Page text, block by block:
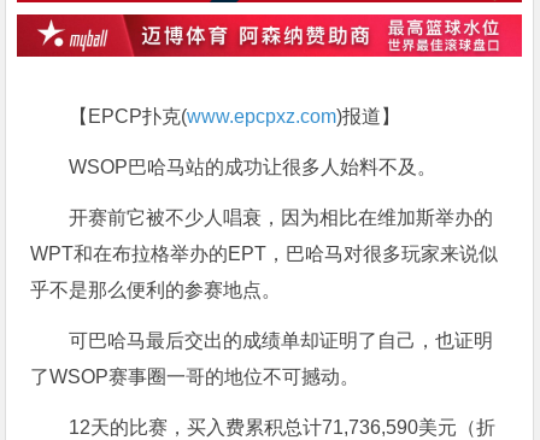
【EPCP扑克(www.epcpxz.com)报道】
WSOP巴哈马站的成功让很多人始料不及。
开赛前它被不少人唱衰，因为相比在维加斯举办的
WPT和在布拉格举办的EPT，巴哈马对很多玩家来说似
乎不是那么便利的参赛地点。
可巴哈马最后交出的成绩单却证明了自己，也证明
了WSOP赛事圈一哥的地位不可撼动。
12天的比赛，买入费累积总计71,736,590美元（折